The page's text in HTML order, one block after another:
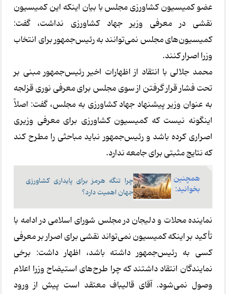
عضو کمیسیون کشاورزی مجلس با بیان اینکه این کمیسیون
نقشی در معرفی وزیر جهاد کشاورزی نداشت، گفت:
کمیسیون‌های مجلس نمی‌توانند به رئیس‌جمهور برای انتخاب
وزرا اصرار کنند.
محمد جلالی با انتقاد از اظهارات اخیر رئیس‌جمهور مبنی بر
تحت فشار قرار گرفتن از سوی مجلس برای معرفی نوری قزلجه
به عنوان وزیر پیشنهاد جهاد کشاورزی به مجلس، گفت: اصلاً
اینگونه نیست که کمیسیون کشاورزی برای معرفی وزیری
اصراری کرده باشد و رئیس‌جمهور نباید مباحثی را مطرح کند
که نتایج مثبتی برای جامعه ندارد.
همچنین
بخوانید:
چرا تنگه هرمز برای پایداری کشاورزی
جهان اهمیت دارد؟
نماینده محلات و دلیجان در مجلس شورای اسلامی در ادامه با
تأکید بر اینکه کمیسیون نمی‌تواند نقشی برای اصرار بر معرفی
کسی به رئیس‌جمهور داشته باشد، اظهار داشت: برخی
نمایندگان انتقاد داشتند که چرا طرح‌های استیضاح وزرا اعلام
وصول نمی‌شود. آقای قالیباف معتقد است پیش از ورود